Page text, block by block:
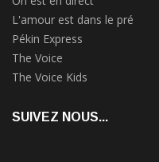
L'amour est dans le pré
Pékin Express
The Voice
The Voice Kids
SUIVEZ NOUS...